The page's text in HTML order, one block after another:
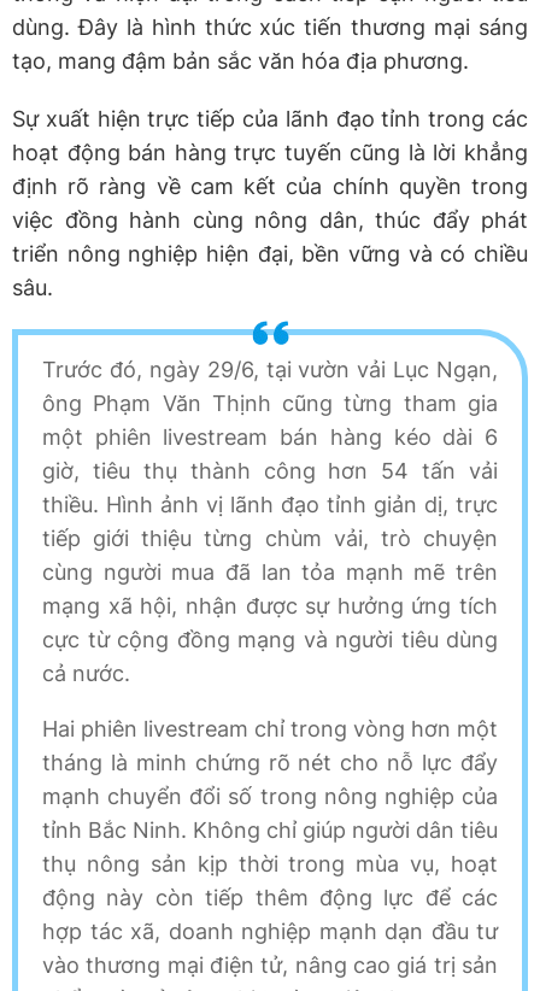
dùng. Đây là hình thức xúc tiến thương mại sáng
tạo, mang đậm bản sắc văn hóa địa phương.
Sự xuất hiện trực tiếp của lãnh đạo tỉnh trong các
hoạt động bán hàng trực tuyến cũng là lời khẳng
định rõ ràng về cam kết của chính quyền trong
việc đồng hành cùng nông dân, thúc đẩy phát
triển nông nghiệp hiện đại, bền vững và có chiều
sâu.
Trước đó, ngày 29/6, tại vườn vải Lục Ngạn,
ông Phạm Văn Thịnh cũng từng tham gia
một phiên livestream bán hàng kéo dài 6
giờ, tiêu thụ thành công hơn 54 tấn vải
thiều. Hình ảnh vị lãnh đạo tỉnh giản dị, trực
tiếp giới thiệu từng chùm vải, trò chuyện
cùng người mua đã lan tỏa mạnh mẽ trên
mạng xã hội, nhận được sự hưởng ứng tích
cực từ cộng đồng mạng và người tiêu dùng
cả nước.
Hai phiên livestream chỉ trong vòng hơn một
tháng là minh chứng rõ nét cho nỗ lực đẩy
mạnh chuyển đổi số trong nông nghiệp của
tỉnh Bắc Ninh. Không chỉ giúp người dân tiêu
thụ nông sản kịp thời trong mùa vụ, hoạt
động này còn tiếp thêm động lực để các
hợp tác xã, doanh nghiệp mạnh dạn đầu tư
vào thương mại điện tử, nâng cao giá trị sản